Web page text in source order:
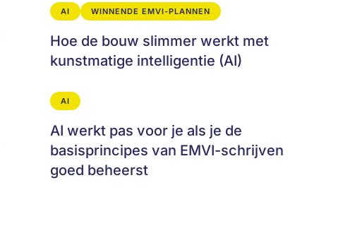
AI WINNENDE EMVI-PLANNEN
Hoe de bouw slimmer werkt met
kunstmatige intelligentie (AI)
AI
AI werkt pas voor je als je de
basisprincipes van EMVI-schrijven
goed beheerst